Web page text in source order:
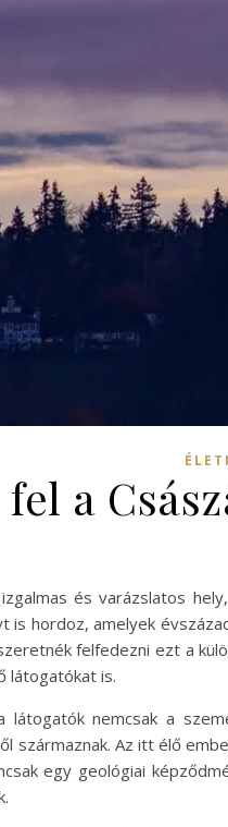
fel a
és varázslatos
is hordoz, amelyek
felfedezni ezt a
látogatókat is.
nemcsak a
származnak. Az itt élő
egy geológiai